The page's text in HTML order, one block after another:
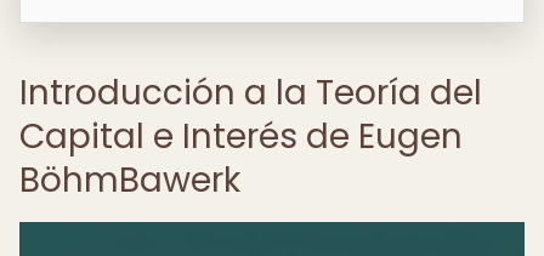
Introducción a la Teoría del
Capital e Interés de Eugen
BöhmBawerk